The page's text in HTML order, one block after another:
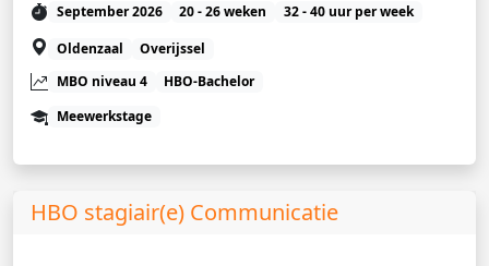
September 2026 20 - 26 weken
32 - 40 uur per week
Oldenzaal
Overijssel
MBO niveau 4
HBO-Bachelor
Meewerkstage
HBO stagiair(e) Communicatie